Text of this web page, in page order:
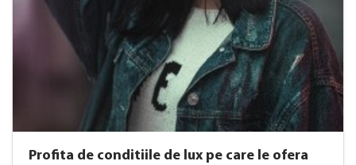
Profita de conditiile de lux pe care le ofera